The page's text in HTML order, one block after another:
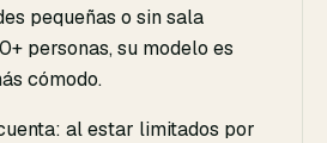
pequeñas o sin sala
personas, su modelo es
cómodo.
al estar limitados por